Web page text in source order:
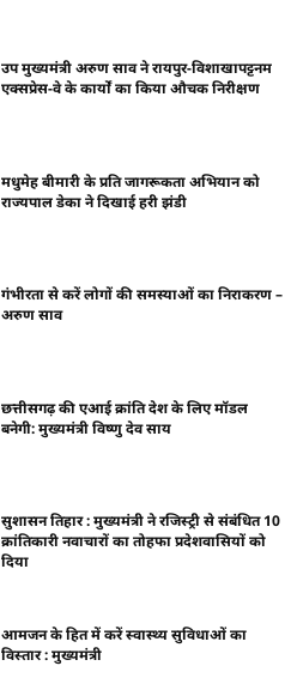
उप मुख्यमंत्री अरुण साव ने रायपुर-विशाखापट्टनम
एक्सप्रेस-वे के कार्यों का किया औचक निरीक्षण
मधुमेह बीमारी के प्रति जागरूकता अभियान को
राज्यपाल डेका ने दिखाई हरी झंडी
गंभीरता से करें लोगों की समस्याओं का निराकरण –
अरुण साव
छत्तीसगढ़ की एआई क्रांति देश के लिए मॉडल
बनेगी: मुख्यमंत्री विष्णु देव साय
सुशासन तिहार : मुख्यमंत्री ने रजिस्ट्री से संबंधित 10
क्रांतिकारी नवाचारों का तोहफा प्रदेशवासियों को
दिया
आमजन के हित में करें स्वास्थ्य सुविधाओं का
विस्तार : मुख्यमंत्री